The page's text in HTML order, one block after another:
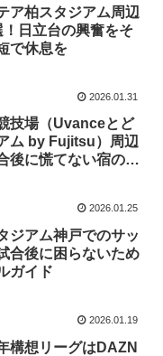
ア柏スタジアム周辺
日立台の興奮をそ
で休息を
2026.01.31
技場（Uvanceとど
ム by Fujitsu）周辺
後に慌てない宿の選
2026.01.25
ジアム神戸でのサッ
合後に困らないため
ガイド
2026.01.19
構想リーグはDAZN